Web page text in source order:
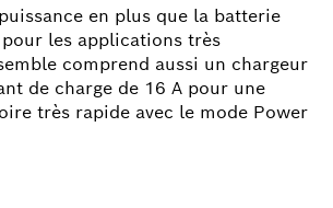
en plus que la batterie
pour les applications très
comprend aussi un chargeur
de charge de 16 A pour une
très rapide avec le mode Power